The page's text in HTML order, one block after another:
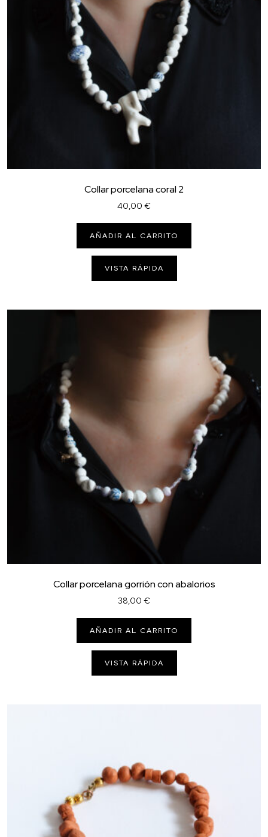
Collar porcelana coral 2
40,00 €
AÑADIR AL CARRITO
VISTA RÁPIDA
Collar porcelana gorrión con abalorios
38,00 €
AÑADIR AL CARRITO
VISTA RÁPIDA